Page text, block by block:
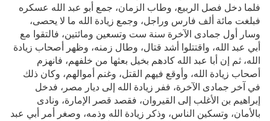
فلما دخل فصل الربيع، وطاب الزمان، جمع أبو عبد الله عسكره
فبلغت مائة ألف فارس وراجل، وجمع زيادة الله ما لا يحصى،
وسار أول جمادى الآخرة سنة ست وتسعين ومائتين، فالتقوا مع
أبي عبد الله، واقتتلوا أشد قتال، وطال زمنه، وظهر أصحاب زيادة
الله، ثم إن أبا عبد الله كادهم بخيل بعثها من خلفهم، فانهزم
أصحاب زيادة الله، وأوقع فيهم القتل، وغنم أموالهم، وكان ذلك
في آخر جمادى الآخرة، ففر زيادة الله إلى ديار مصر، فدخل
إبراهيم بن الأغلب إلى القيروان، فقصد قصر الإمارة، ونادى
بالأمان، وتسكين الناس، وذكر زيادة الله وذمه، وصغر أمر أبي عبد